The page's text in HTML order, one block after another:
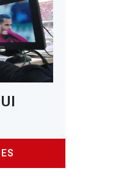
: « L'Algérie, l'équipe la